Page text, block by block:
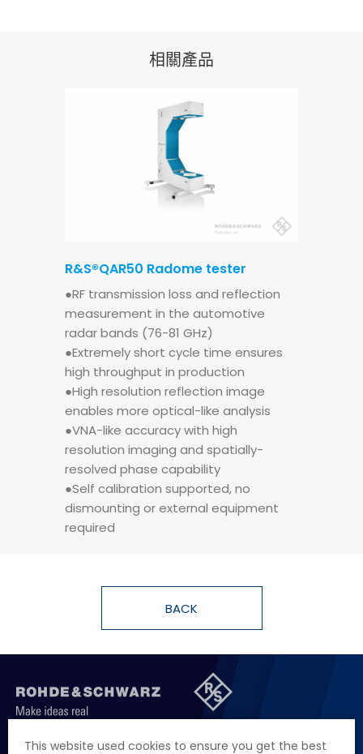
This website used cookies to ensure you get the best
相關產品
R&S®QAR50 Radome tester
●RF transmission loss and reflection
measurement in the automotive
radar bands (76-81 GHz)
●Extremely short cycle time ensures
high throughput in production
●High resolution reflection image
enables more optical-like analysis
●VNA-like accuracy with high
resolution imaging and spatially-
resolved phase capability
●Self calibration supported, no
dismounting or external equipment
required
BACK
聯絡我們 徵才資訊 隱私權政策 網站聲明